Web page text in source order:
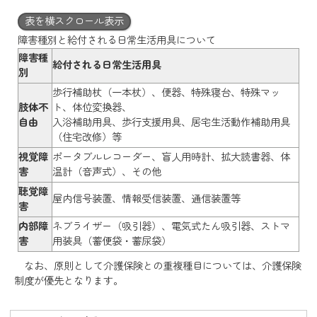
表を横スクロール表示
障害種別と給付される日常生活用具について
障害種
別
給付される日常生活用具
肢体不
自由
歩行補助杖（一本杖）、便器、特殊寝台、特殊マッ
ト、体位変換器、
入浴補助用具、歩行支援用具、居宅生活動作補助用具
（住宅改修）等
視覚障
害
ポータブルレコーダー、盲人用時計、拡大読書器、体
温計（音声式）、その他
聴覚障
害
屋内信号装置、情報受信装置、通信装置等
内部障
害
ネブライザー（吸引器）、電気式たん吸引器、ストマ
用装具（蓄便袋・蓄尿袋）
なお、原則として介護保険との重複種目については、介護保険
制度が優先となります。